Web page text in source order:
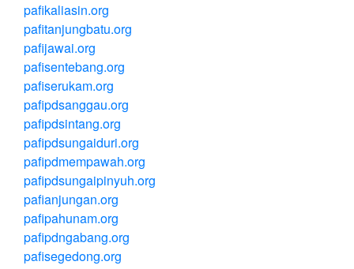
pafikaliasin.org
pafitanjungbatu.org
pafijawai.org
pafisentebang.org
pafiserukam.org
pafipdsanggau.org
pafipdsintang.org
pafipdsungaiduri.org
pafipdmempawah.org
pafipdsungaipinyuh.org
pafianjungan.org
pafipahunam.org
pafipdngabang.org
pafisegedong.org